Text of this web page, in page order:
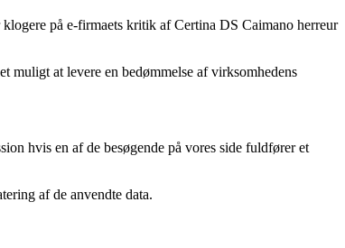
på e-firmaets kritik af Certina DS Caimano herreur
muligt at levere en bedømmelse af virksomhedens
hvis en af de besøgende på vores side fuldfører et
af de anvendte data.